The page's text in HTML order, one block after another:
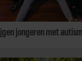
jongeren met